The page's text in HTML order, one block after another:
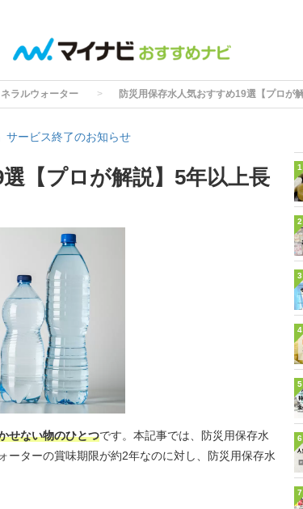
ラルウォーター 防災用保存水人気おすすめ19選【プロが
サービス終了のお知らせ
【プロが解説】5年以上長
せない物のひとつです。本記事では、防災用保存水
ーターの賞味期限が約2年なのに対し、防災用保存水
1
2
3
4
5
6
7